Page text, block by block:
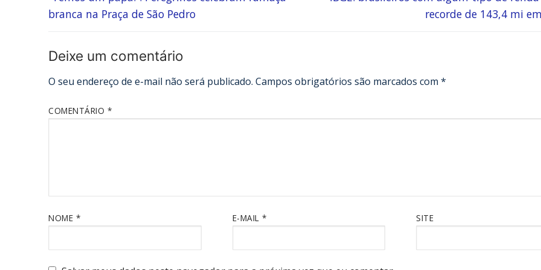
branca na Praça de São Pedro
recorde de 143,4 mi
Deixe um comentário
O seu endereço de e-mail não será publicado. Campos obrigatórios são marcados com *
COMENTÁRIO *
NOME * E-MAIL* SITE